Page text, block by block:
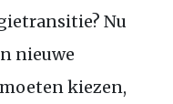
Nu
nieuwe
kiezen,